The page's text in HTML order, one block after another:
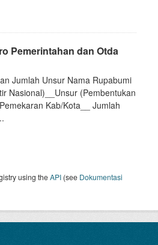
Pemerintahan dan Otda
Jumlah Unsur Nama Rupabumi
Nasional)__Unsur (Pembentukan
Kab/Kota__ Jumlah
using theAPI (see Dokumentasi